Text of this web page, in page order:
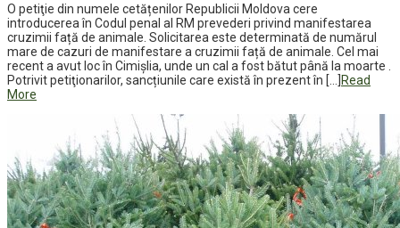
O petiţie din numele cetățenilor Republicii Moldova cere
introducerea în Codul penal al RM prevederi privind manifestarea
cruzimii față de animale. Solicitarea este determinată de numărul
mare de cazuri de manifestare a cruzimii față de animale. Cel mai
recent a avut loc în Cimişlia, unde un cal a fost bătut până la moarte .
Potrivit petiţionarilor, sancțiunile care există în prezent în […]
Read
More